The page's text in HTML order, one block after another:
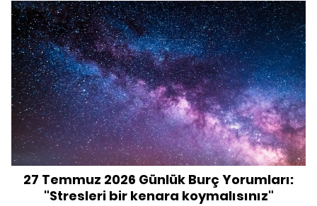
27 Temmuz 2026 Günlük Burç Yorumları:
"Stresleri bir kenara koymalısınız"